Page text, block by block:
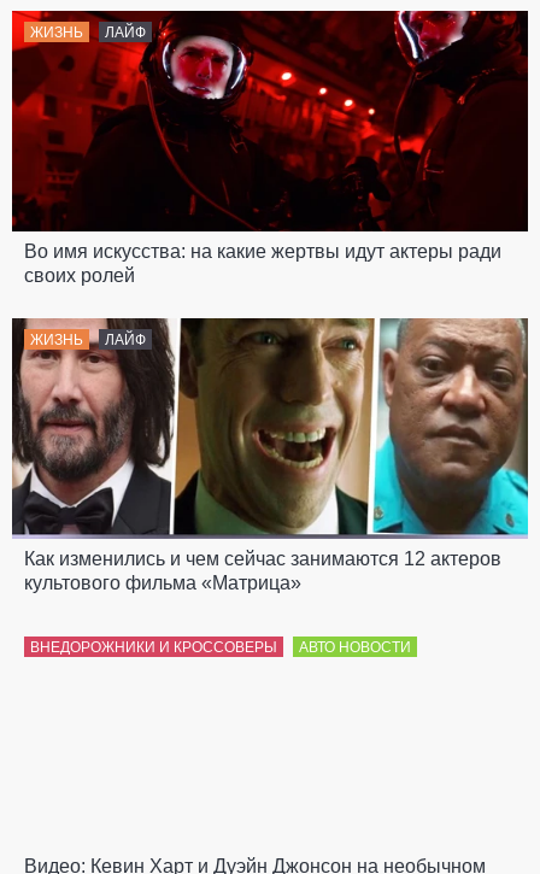
ЖИЗНЬ ЛАЙФ
Во имя искусства: на какие жертвы идут актеры ради
своих ролей
ЖИЗНЬ ЛАЙФ
Как изменились и чем сейчас занимаются 12 актеров
культового фильма «Матрица»
ВНЕДОРОЖНИКИ И КРОССОВЕРЫ АВТО НОВОСТИ
Видео: Кевин Харт и Дуэйн Джонсон на необычном